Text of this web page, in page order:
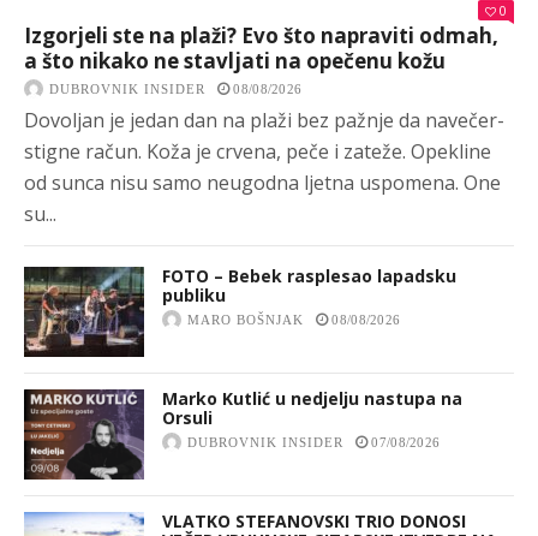
0
Izgorjeli ste na plaži? Evo što napraviti odmah,
a što nikako ne stavljati na opečenu kožu
DUBROVNIK INSIDER 08/08/2026
Dovoljan je jedan dan na plaži bez pažnje da navečer-
stigne račun. Koža je crvena, peče i zateže. Opekline
od sunca nisu samo neugodna ljetna uspomena. One
su...
FOTO – Bebek rasplesao lapadsku
publiku
MARO BOŠNJAK 08/08/2026
Marko Kutlić u nedjelju nastupa na
Orsuli
DUBROVNIK INSIDER 07/08/2026
VLATKO STEFANOVSKI TRIO DONOSI